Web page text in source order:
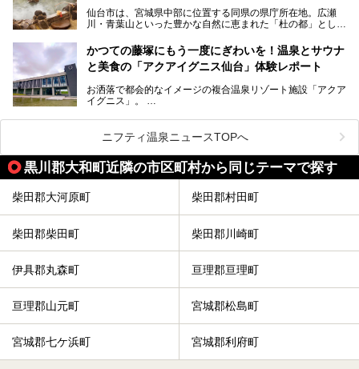
提供元：サッポロビール【PR】
の旅館・ホテルも立ち寄り入浴に門戸を開いてくれていま
す。
今回はそんな旅館の中から、おすすめしたい5ヶ所の温泉を
セレクトしてみました。うち3ヶ所はサウナも楽しめます。
仙台市は、宮城県中部に位置する同県の県庁所在地。広瀬
川・青葉山といった豊かな自然に恵まれた「杜の都」として
人気です。新幹線を使えば都心から1時間30分とアクセスも
よく、気軽に訪れやすい地方都市の1つです。
仙台牛タンなどを堪能するグルメ旅や、スポーツ観戦の遠征
時などに利用しやすい温浴施設がたくさんありますよ。
かつての藤塚にもう一度にぎわいを！温泉とサウナ
と美食の「アクアイグニス仙台」体験レポート
お洒落で都会的なイメージの複合温泉リゾート施設「アクア
イグニス」。
関西空港や吉川美南（埼玉県）に続いて仙台市若林区に202
2年4月にオープンした「アクアイグニス仙台」は、日帰り
温泉の「藤塚の湯」、マルシェ リアン、和食「笠庵」、イ
タリアン「グリーチネ」、ベーカリー「マリアージュ ドゥ
ファリーヌ」、スイーツの「コンフィチュール アッシュ」
と「ル ショコラ ドゥ アッシュ」、そしてカフェ「猿田彦珈
琲」と話題のお店が勢ぞろい！
この「アクアイグニス仙台」の魅力を探りにお出かけしてき
ニフティ温泉ニュースTOPへ
黒川郡大和町近隣の市区町村から同じテーマで探す
柴田郡大河原町 柴田郡村田町
柴田郡柴田町 柴田郡川崎町
伊具郡丸森町 亘理郡亘理町
亘理郡山元町 宮城郡松島町
宮城郡七ケ浜町 宮城郡利府町